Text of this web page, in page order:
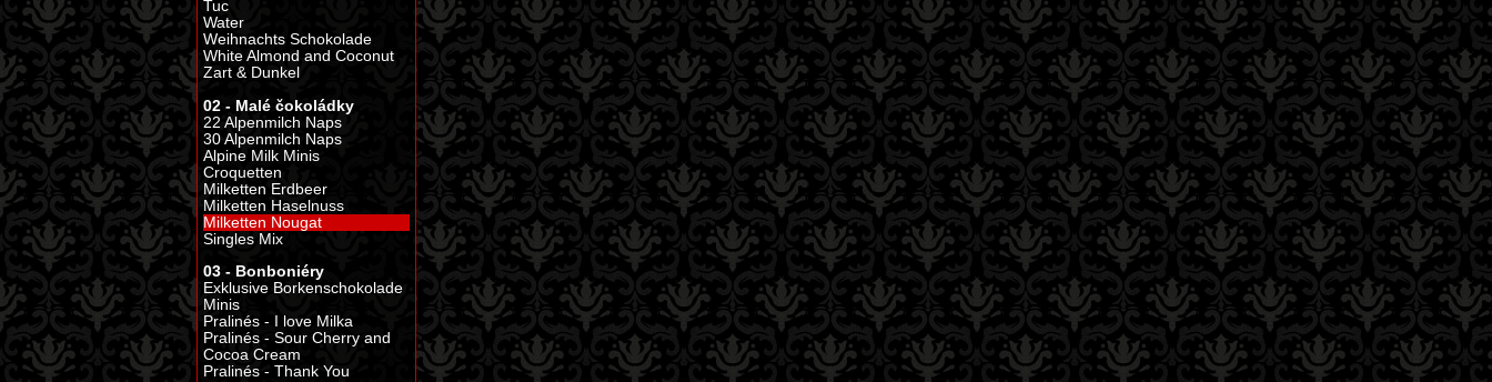
Tuc
Water
Weihnachts Schokolade
White Almond and Coconut
Zart & Dunkel
02 - Malé čokoládky
22 Alpenmilch Naps
30 Alpenmilch Naps
Alpine Milk Minis
Croquetten
Milketten Erdbeer
Milketten Haselnuss
Milketten Nougat
Singles Mix
03 - Bonboniéry
Exklusive Borkenschokolade
Minis
Pralinés - I love Milka
Pralinés - Sour Cherry and
Cocoa Cream
Pralinés - Thank You